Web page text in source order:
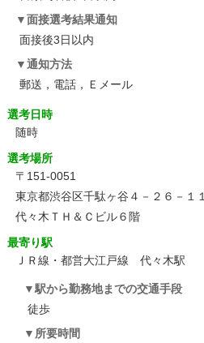
面接選考結果通知
面接後3日以内
通知方法
郵送，電話，Ｅメール
選考日時
随時
選考場所
〒151-0051
東京都渋谷区千駄ヶ谷４－２６－１１
代々木ＴＨ＆Ｃビル６階
最寄り駅
ＪＲ線・都営大江戸線 代々木駅
駅から勤務地までの交通手段
徒歩
所要時間